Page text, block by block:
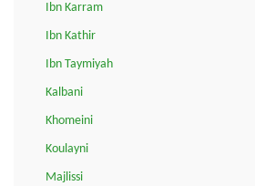
Ibn Karram
Ibn Kathir
Ibn Taymiyah
Kalbani
Khomeini
Koulayni
Majlissi